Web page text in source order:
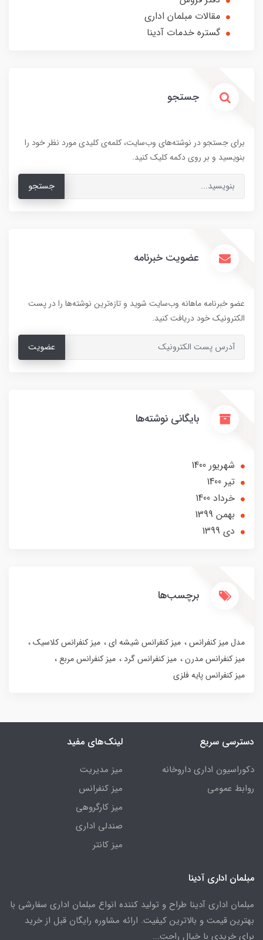
مقالات مبلمان اداری
گستره خدمات آدینا
جستجو
برای جستجو در نوشته‌های وب‌سایت، کلمه‌ی کلیدی مورد نظر خود را
بنویسید و بر روی دکمه کلیک کنید.
جستجو
عضویت خبرنامه
عضو خبرنامه ماهانه وب‌سایت شوید و تازه‌ترین نوشته‌ها را در پست
الکترونیک خود دریافت کنید.
عضویت
بایگانی نوشته‌ها
شهریور 1400
تير 1400
خرداد 1400
بهمن 1399
دی 1399
برچسب‌ها
مدل میز کنفرانس میز کنفرانس شیشه ای
میز کنفرانس کلاسیک
میز کنفرانس مدرن
میز کنفرانس گرد
میز کنفرانس مربع
میز کنفرانس پایه فلزی
دسترسی سریع
دکوراسیون اداری داروخانه
روابط عمومی
لینک‌های مفید
میز مدیریت
میز کنفرانس
میز کارگروهی
صندلی اداری
میز کانتر
مبلمان اداری آدینا
مبلمان اداری آدینا طراح و تولید کننده انواع مبلمان اداری سفارشی با
بهترین قیمت و بالاترین کیفیت. ارائه مشاوره رایگان قبل از خرید
برای خریدی با خیال راحت...